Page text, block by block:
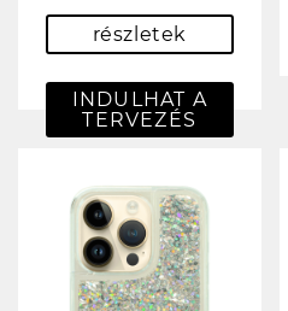
részletek
INDULHAT A
TERVEZÉS